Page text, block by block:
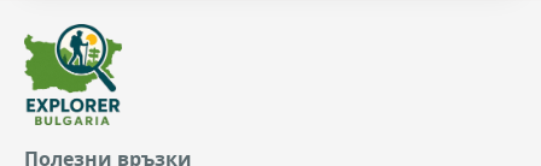
Полезни връзки